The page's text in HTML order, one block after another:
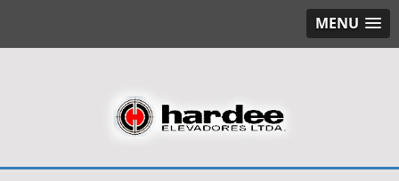
MENU